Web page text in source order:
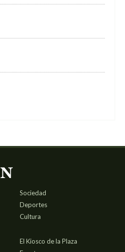
Sociedad
Deportes
Cultura
El Kiosco de la Plaza